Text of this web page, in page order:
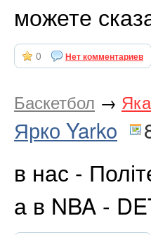
можете
0 Нет комментариев
Баскетбол →
Ярко Yarko
в нас -
а в NBA -